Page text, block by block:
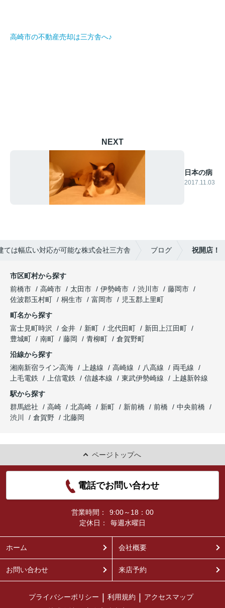
高崎市の不動産売却は三方舎へ♪
NEXT
日本の病
2017.11.03
ては幅広い対応が可能な株式会社三方舎 ブログ 祝開店！
市区町村から探す
前橋市
高崎市 太田市 伊勢崎市 渋川市
藤岡市
佐波郡玉村町
桐生市 富岡市
児玉郡上里町
町名から探す
富士見町時沢
金井 新町 北代田町
新田上江田町
豊城町
南町 藤岡 青柳町
倉賀野町
沿線から探す
湘南新宿ライン高海
上越線 高崎線 八高線
両毛線
上毛電鉄
上信電鉄 信越本線 東武伊勢崎線
上越新幹線
駅から探す
群馬総社
高崎 北高崎 新町 新前橋 前橋
中央前橋
渋川
倉賀野 北藤岡
ページトップへ
電話でお問い合わせ
営業時間：
9:00～18：00
定休日：
毎週水曜日
ホーム 会社概要
お問い合わせ 来店予約
プライバシーポリシー 利用規約
アクセスマップ